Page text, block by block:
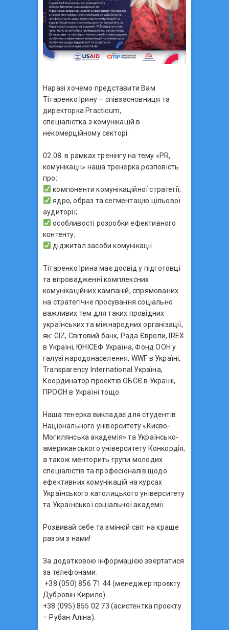
Наразі хочемо представити Вам
Тітаренко Ірину – співзасновниця та
директорка Practicum,
спеціалістка з комунікацій в
некомерційному секторі.
02.08. в рамках тренінгу на тему «PR,
комунікації» наша тренерка розповість
про:
компоненти комунікаційної стратегії;
ядро, образ та сегментацію цільової
аудиторії;
особливості розробки ефективного
контенту;
діджитал засоби комунікації.
Тітаренко Ірина має досвід у підготовці
та впровадженні комплексних
комунікаційних кампаній, спрямованих
на стратегічне просування соціально
важливих тем для таких провідних
українських та міжнародних організації,
як: GIZ, Світовий банк, Рада Європи, IREX
в Україні, ЮНІСЕФ Україна, Фонд ООН у
галузі народонаселення, WWF в Україні,
Transparency International Україна,
Координатор проектів ОБСЄ в Україні,
ПРООН в Україні тощо.
Наша тенерка викладає для студентів
Національного університету «Києво-
Могилянська академія» та Українсько-
американського університету Конкордія,
а також менторить групи молодих
спеціалістів та професіоналів щодо
ефективних комунікацій на курсах
Українського католицького університету
та Української соціальної академії.
Розвивай себе та змінюй світ на краще
разом з нами!
За додатковою інформацією звертатися
за телефонами:
+38 (050) 856 71 44 (менеджер проєкту
Дубровін Кирило)
+38 (095) 855 02 73 (асистентка проєкту
– Рубан Аліна).